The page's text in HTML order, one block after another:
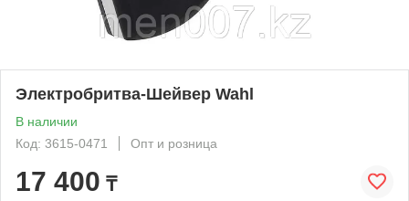
Электробритва-Шейвер Wahl
В наличии
Код: 3615-0471
Опт и розница
17 400 ₸